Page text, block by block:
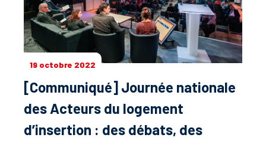
19 octobre 2022
[Communiqué] Journée nationale
des Acteurs du logement
d’insertion : des débats, des